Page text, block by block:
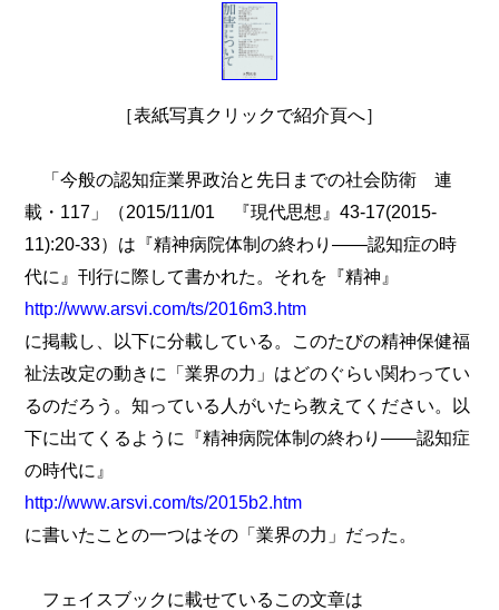
［表紙写真クリックで紹介頁へ］
「今般の認知症業界政治と先日までの社会防衛 連
載・117」（2015/11/01 『現代思想』43-17(2015-
11):20-33）は『精神病院体制の終わり――認知症の時
代に』刊行に際して書かれた。それを『精神』
http://www.arsvi.com/ts/2016m3.htm
に掲載し、以下に分載している。このたびの精神保健福
祉法改定の動きに「業界の力」はどのぐらい関わってい
るのだろう。知っている人がいたら教えてください。以
下に出てくるように『精神病院体制の終わり――認知症
の時代に』
http://www.arsvi.com/ts/2015b2.htm
に書いたことの一つはその「業界の力」だった。
フェイスブックに載せているこの文章は